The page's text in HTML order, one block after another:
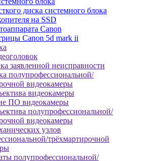
диска системного блока
на SSD
Canon
Canon 5d mark ii
заявленной неисправности
полупрофессиональной/
видеокамеры
видеокамеры
ПО видеокамеры
полупрофессиональной/
видеокамеры
узлов
трёхмартирочной
полупрофессиональной/